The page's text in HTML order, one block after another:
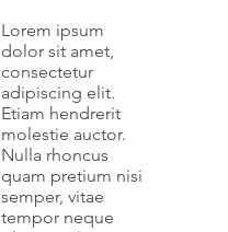
Lorem ipsum
dolor sit amet,
consectetur
adipiscing elit.
Etiam hendrerit
molestie auctor.
Nulla rhoncus
quam pretium nisi
semper, vitae
tempor neque